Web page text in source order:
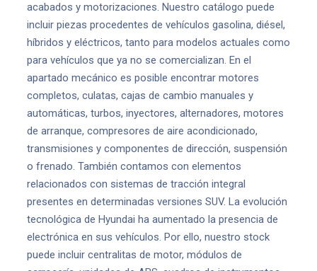
acabados y motorizaciones. Nuestro catálogo puede
incluir piezas procedentes de vehículos gasolina, diésel,
híbridos y eléctricos, tanto para modelos actuales como
para vehículos que ya no se comercializan. En el
apartado mecánico es posible encontrar motores
completos, culatas, cajas de cambio manuales y
automáticas, turbos, inyectores, alternadores, motores
de arranque, compresores de aire acondicionado,
transmisiones y componentes de dirección, suspensión
o frenado. También contamos con elementos
relacionados con sistemas de tracción integral
presentes en determinadas versiones SUV. La evolución
tecnológica de Hyundai ha aumentado la presencia de
electrónica en sus vehículos. Por ello, nuestro stock
puede incluir centralitas de motor, módulos de